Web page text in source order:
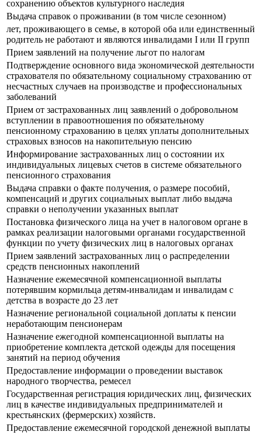
сохранению объектов культурного наследия
Выдача справок о проживании (в том числе сезонном)
лет, проживающего в семье, в которой оба или единственный
родитель не работают и являются инвалидами I или II групп
Прием заявлений на получение льгот по налогам
Подтверждение основного вида экономической деятельности
страхователя по обязательному социальному страхованию от
несчастных случаев на производстве и профессиональных
заболеваний
Прием от застрахованных лиц заявлений о добровольном
вступлении в правоотношения по обязательному
пенсионному страхованию в целях уплаты дополнительных
страховых взносов на накопительную пенсию
Информирование застрахованных лиц о состоянии их
индивидуальных лицевых счетов в системе обязательного
пенсионного страхования
Выдача справки о факте получения, о размере пособий,
компенсаций и других социальных выплат либо выдача
справки о неполучении указанных выплат
Постановка физического лица на учет в налоговом органе в
рамках реализации налоговыми органами государственной
функции по учету физических лиц в налоговых органах
Прием заявлений застрахованных лиц о распределении
средств пенсионных накоплений
Назначение ежемесячной компенсационной выплаты
потерявшим кормильца детям-инвалидам и инвалидам с
детства в возрасте до 23 лет
Назначение региональной социальной доплаты к пенсии
неработающим пенсионерам
Назначение ежегодной компенсационной выплаты на
приобретение комплекта детской одежды для посещения
занятий на период обучения
Предоставление информации о проведении выставок
народного творчества, ремесел
Государственная регистрация юридических лиц, физических
лиц в качестве индивидуальных предпринимателей и
крестьянских (фермерских) хозяйств.
Предоставление ежемесячной городской денежной выплаты